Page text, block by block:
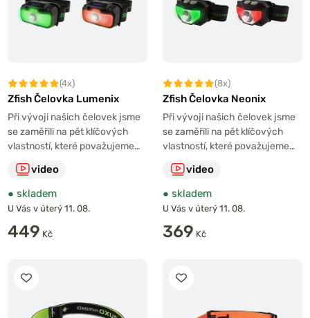
(4x)
Zfish Čelovka Lumenix
Při vývoji našich čelovek jsme
se zaměřili na pět klíčových
vlastností, které považujeme…
video
● skladem
U Vás v úterý 11. 08.
449 Kč
(8x)
Zfish Čelovka Neonix
Při vývoji našich čelovek jsme
se zaměřili na pět klíčových
vlastností, které považujeme…
video
● skladem
U Vás v úterý 11. 08.
369 Kč